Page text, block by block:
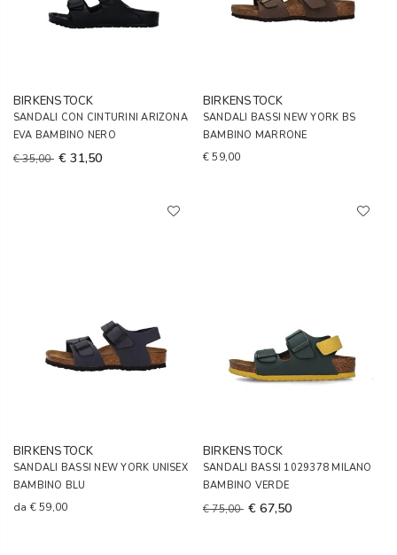
BIRKENSTOCK
SANDALI CON CINTURINI ARIZONA
EVA BAMBINO NERO
€ 35,00 € 31,50
BIRKENSTOCK
SANDALI BASSI NEW YORK BS
BAMBINO MARRONE
€ 59,00
BIRKENSTOCK
SANDALI BASSI NEW YORK UNISEX
BAMBINO BLU
da € 59,00
BIRKENSTOCK
SANDALI BASSI 1029378 MILANO
BAMBINO VERDE
€ 75,00 € 67,50